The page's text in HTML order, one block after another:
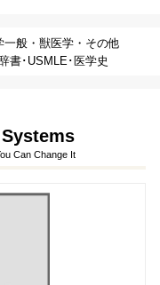
一般・獣医学・その他
書･USMLE･医学史
Can Change It